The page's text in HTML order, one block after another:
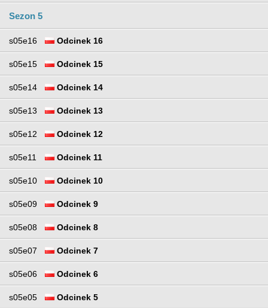
Sezon 5
s05e16 Odcinek 16
s05e15 Odcinek 15
s05e14 Odcinek 14
s05e13 Odcinek 13
s05e12 Odcinek 12
s05e11 Odcinek 11
s05e10 Odcinek 10
s05e09 Odcinek 9
s05e08 Odcinek 8
s05e07 Odcinek 7
s05e06 Odcinek 6
s05e05 Odcinek 5